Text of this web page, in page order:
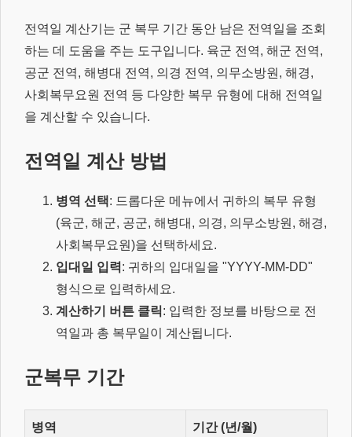
전역일 계산기는 군 복무 기간 동안 남은 전역일을 조회
하는 데 도움을 주는 도구입니다. 육군 전역, 해군 전역,
공군 전역, 해병대 전역, 의경 전역, 의무소방원, 해경,
사회복무요원 전역 등 다양한 복무 유형에 대해 전역일
을 계산할 수 있습니다.
전역일 계산 방법
병역 선택: 드롭다운 메뉴에서 귀하의 복무 유형
(육군, 해군, 공군, 해병대, 의경, 의무소방원, 해경,
사회복무요원)을 선택하세요.
입대일 입력 : 귀하의 입대일을 "YYYY-MM-DD"
형식으로 입력하세요.
계산하기 버튼 클릭: 입력한 정보를 바탕으로 전
역일과 총 복무일이 계산됩니다.
군복무 기간
병역 기간 (년/월)